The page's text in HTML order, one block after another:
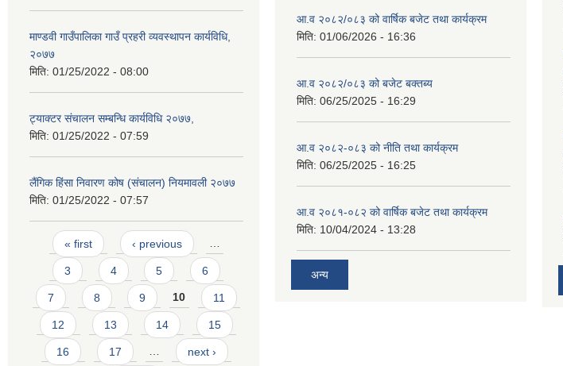
माण्डवी गाउँपालिका गाउँ प्रहरी व्यवस्थापन कार्यविधि,
२०७७
मिति: 01/25/2022 - 08:00
ट्याक्टर संचालन सम्बन्धि कार्यविधि २०७७,
मिति: 01/25/2022 - 07:59
लैंगिक हिंसा निवारण कोष (संचालन) नियमावली २०७७
मिति: 01/25/2022 - 07:57
Pages
« first ‹ previous …
3 4 5 6
7 8 9 10 11
12 13 14 15
16 17 … next ›
आ.व २०८२/०८३ को वार्षिक बजेट तथा कार्यक्रम
मिति: 01/06/2026 - 16:36
आ.व २०८२/०८३ को बजेट बक्तब्य
मिति: 06/25/2025 - 16:29
आ.व २०८२-०८३ को नीति तथा कार्यक्रम
मिति: 06/25/2025 - 16:25
आ.व २०८१-०८२ को वार्षिक बजेट तथा कार्यक्रम
मिति: 10/04/2024 - 13:28
अन्य